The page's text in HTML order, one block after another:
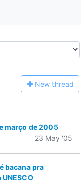
New thread
março de 2005
23 May '05
bacana pra